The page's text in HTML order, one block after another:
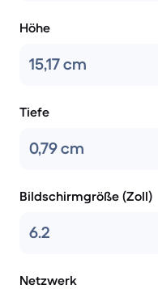
Höhe
15,17 cm
Tiefe
0,79 cm
Bildschirmgröße (Zoll)
6.2
Netzwerk